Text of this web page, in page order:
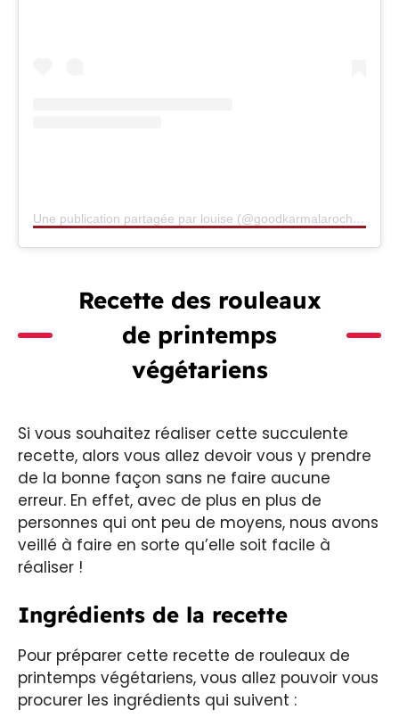
Une publication partagée par louise (@goodkarmalarochelle)
Recette des rouleaux
de printemps
végétariens
Si vous souhaitez réaliser cette succulente
recette, alors vous allez devoir vous y prendre
de la bonne façon sans ne faire aucune
erreur. En effet, avec de plus en plus de
personnes qui ont peu de moyens, nous avons
veillé à faire en sorte qu’elle soit facile à
réaliser !
Ingrédients de la recette
Pour préparer cette recette de rouleaux de
printemps végétariens, vous allez pouvoir vous
procurer les ingrédients qui suivent :